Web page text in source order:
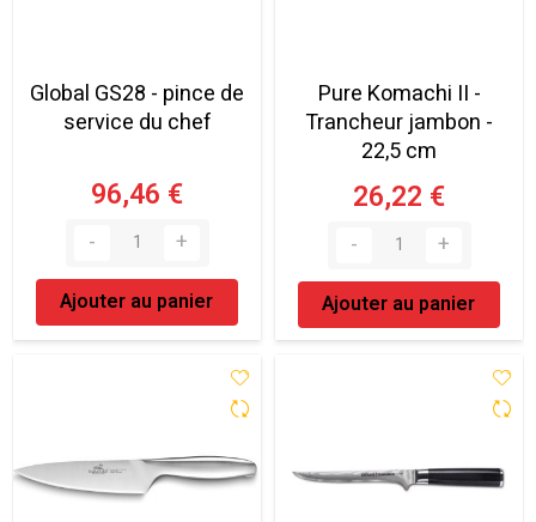
Global GS28 - pince de
service du chef
96,46 €
Ajouter au panier
Pure Komachi II -
Trancheur jambon -
22,5 cm
26,22 €
Ajouter au panier